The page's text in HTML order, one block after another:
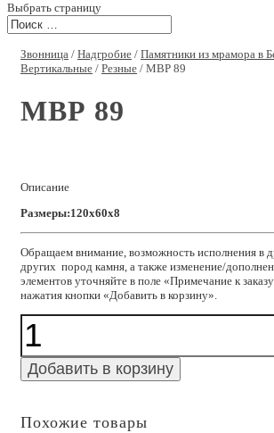
Выбрать страницу
Звонница / Надгробие / Памятники из мрамора в
Вертикальные / Резные / МВР 89
МВР 89
Описание
Размеры:120x60x8
Обращаем внимание, возможность исполнения в
других пород камня, а также изменение/
элементов уточняйте в поле «Примечание к
нажатия кнопки «Добавить в корзину».
Количество
МВР
89
Добавить в корзину
Похожие товары